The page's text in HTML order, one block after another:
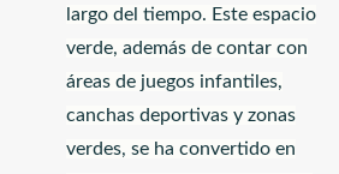
largo del tiempo. Este espacio
verde, además de contar con
áreas de juegos infantiles,
canchas deportivas y zonas
verdes, se ha convertido en